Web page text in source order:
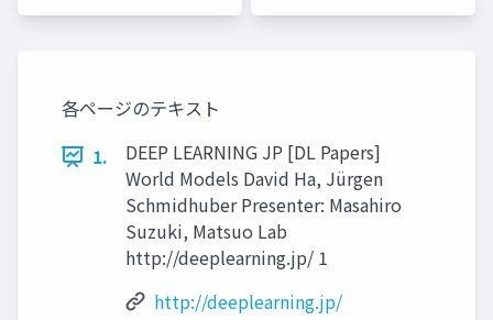
各ページのテキスト
1.
DEEP LEARNING JP [DL Papers]
World Models David Ha, Jürgen
Schmidhuber Presenter: Masahiro
Suzuki, Matsuo Lab
http://deeplearning.jp/ 1
http://deeplearning.jp/